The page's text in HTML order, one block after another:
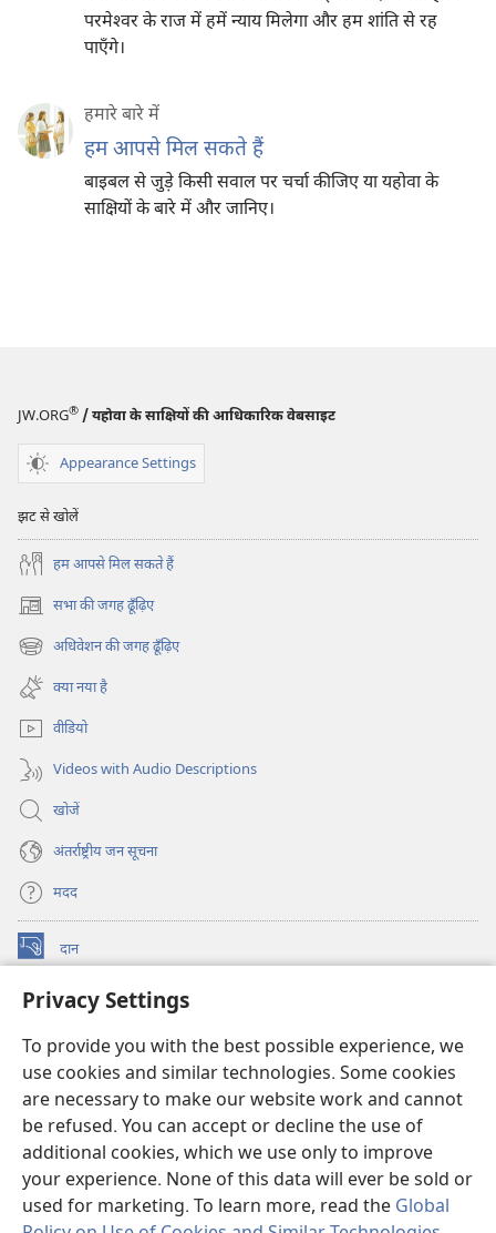
Privacy Settings
To provide you with the best possible experience, we
use cookies and similar technologies. Some cookies
are necessary to make our website work and cannot
be refused. You can accept or decline the use of
additional cookies, which we use only to improve
your experience. None of this data will ever be sold or
used for marketing. To learn more, read the Global
परमेश्‍वर के राज में हमें न्याय मिलेगा और हम शांति से रह
पाएँगे।
हमारे बारे में
हम आपसे मिल सकते हैं
बाइबल से जुड़े किसी सवाल पर चर्चा कीजिए या यहोवा के
साक्षियों के बारे में और जानिए।
JW.ORG® / यहोवा के साक्षियों की आधिकारिक वेबसाइट
Appearance Settings
झट से खोलें
हम आपसे मिल सकते हैं
सभा की जगह ढूँढ़िए
(opens
new
window)
अधिवेशन की जगह ढूँढ़िए
(opens
new
window)
क्या नया है
वीडियो
Videos with Audio Descriptions
खोजें
अंतर्राष्ट्रीय जन सूचना
मदद
दान
(opens
window)
वॉचटावर ऑनलाइन लाइब्रेरी
new
window)JW Hub ®
(opens
new
window)JW लाइब्रेरी ऐप